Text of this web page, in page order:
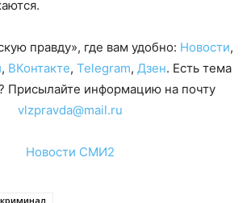
правду», где вам удобно: Новости,
, ВКонтакте, Telegram, Дзен. Есть тема
Присылайте информацию на почту
vlzpravda@mail.ru
Новости СМИ2
криминал